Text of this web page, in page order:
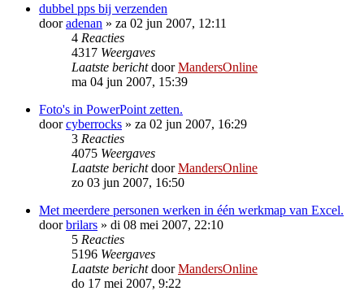
dubbel pps bij verzenden
dooradenan » za 02 jun 2007, 12:11
4 Reacties
4317 Weergaves
Laatste berichtdoorMandersOnline
ma 04 jun 2007, 15:39
Foto's in PowerPoint zetten.
doorcyberrocks » za 02 jun 2007, 16:29
3 Reacties
4075 Weergaves
Laatste berichtdoorMandersOnline
zo 03 jun 2007, 16:50
Met meerdere personen werken in één werkmap van Excel.
doorbrilars » di 08 mei 2007, 22:10
5 Reacties
5196 Weergaves
Laatste berichtdoorMandersOnline
do 17 mei 2007, 9:22